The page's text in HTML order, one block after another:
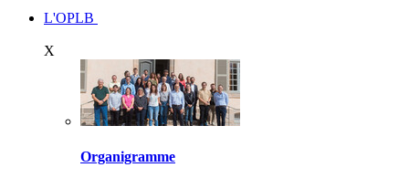
L'OPLB
X
Organigramme